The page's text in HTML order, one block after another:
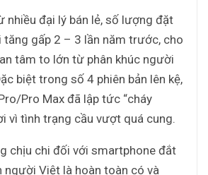
nhiều đại lý bán lẻ, số lượng đặt
tăng gấp 2 – 3 lần năm trước, cho
tâm to lớn từ phân khúc người
biệt trong số 4 phiên bản lên kệ,
Pro Max đã lập tức “cháy
vì tình trạng cầu vượt quá cung.
chịu chi đối với smartphone đắt
người Việt là hoàn toàn có và